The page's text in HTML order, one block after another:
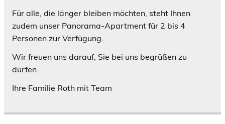
Für alle, die länger bleiben möchten, steht Ihnen
zudem unser Panorama-Apartment für 2 bis 4
Personen zur Verfügung.
Wir freuen uns darauf, Sie bei uns begrüßen zu
dürfen.
Ihre Familie Roth mit Team